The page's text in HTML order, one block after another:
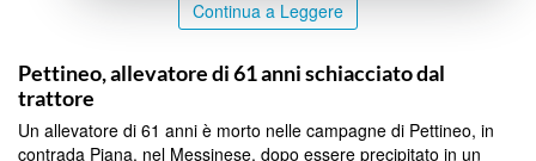
Continua a Leggere
Pettineo, allevatore di 61 anni schiacciato dal
trattore
Un allevatore di 61 anni è morto nelle campagne di Pettineo, in
contrada Piana, nel Messinese, dopo essere precipitato in un